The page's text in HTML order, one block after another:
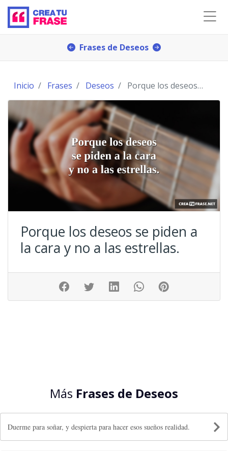
Frases de Deseos
Inicio Frases Deseos Porque los deseos se piden a la cara y no a las es
Porque los deseos se piden a
la cara y no a las estrellas.
Más Frases de Deseos
Duerme para soñar, y despierta para hacer esos sueños realidad.